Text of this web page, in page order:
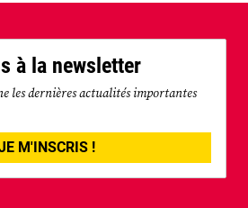
à la newsletter
les dernières actualités importantes
M'INSCRIS !